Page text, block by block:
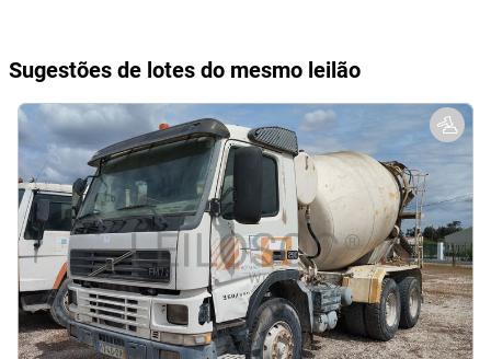
Sugestões de lotes do mesmo leilão